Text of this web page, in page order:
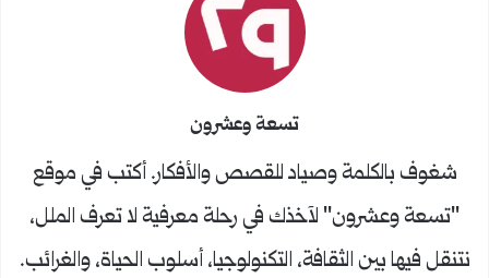
تسعة وعشرون
شغوف بالكلمة وصياد للقصص والأفكار. أكتب في موقع
"تسعة وعشرون" لآخذك في رحلة معرفية لا تعرف الملل،
نتنقل فيها بين الثقافة، التكنولوجيا، أسلوب الحياة، والغرائب.